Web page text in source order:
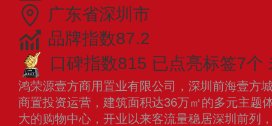
广东省深圳市
品牌指数87.2
口碑指数815 已点亮标签7个
鸿荣源壹方商用置业有限公司，深圳前海壹方
商置投资运营，建筑面积达36万㎡的多元主题
大的购物中心，开业以来客流量稳居深圳前列